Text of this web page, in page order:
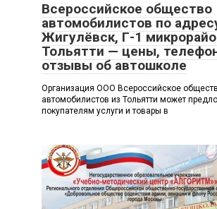
Всероссийское общество
автомобилистов по
Жигулёвск, Г-1
Тольятти — цены,
отзывы об автошколе
Организация ООО Всероссийское
автомобилистов из Тольятти может
покупателям услуги и товары в